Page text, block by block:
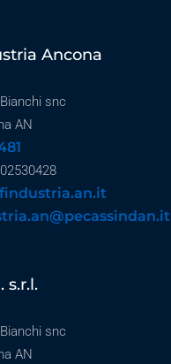
Ancona
snc
AN
s.r.l.
snc
AN